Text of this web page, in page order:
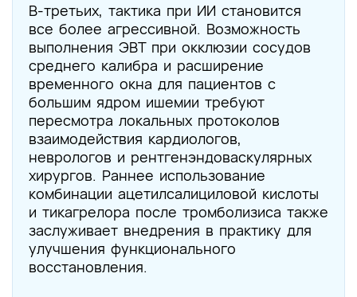
В-третьих, тактика при ИИ становится
все более агрессивной. Возможность
выполнения ЭВТ при окклюзии сосудов
среднего калибра и расширение
временного окна для пациентов с
большим ядром ишемии требуют
пересмотра локальных протоколов
взаимодействия кардиологов,
неврологов и рентгенэндоваскулярных
хирургов. Раннее использование
комбинации ацетилсалициловой кислоты
и тикагрелора после тромболизиса также
заслуживает внедрения в практику для
улучшения функционального
восстановления.